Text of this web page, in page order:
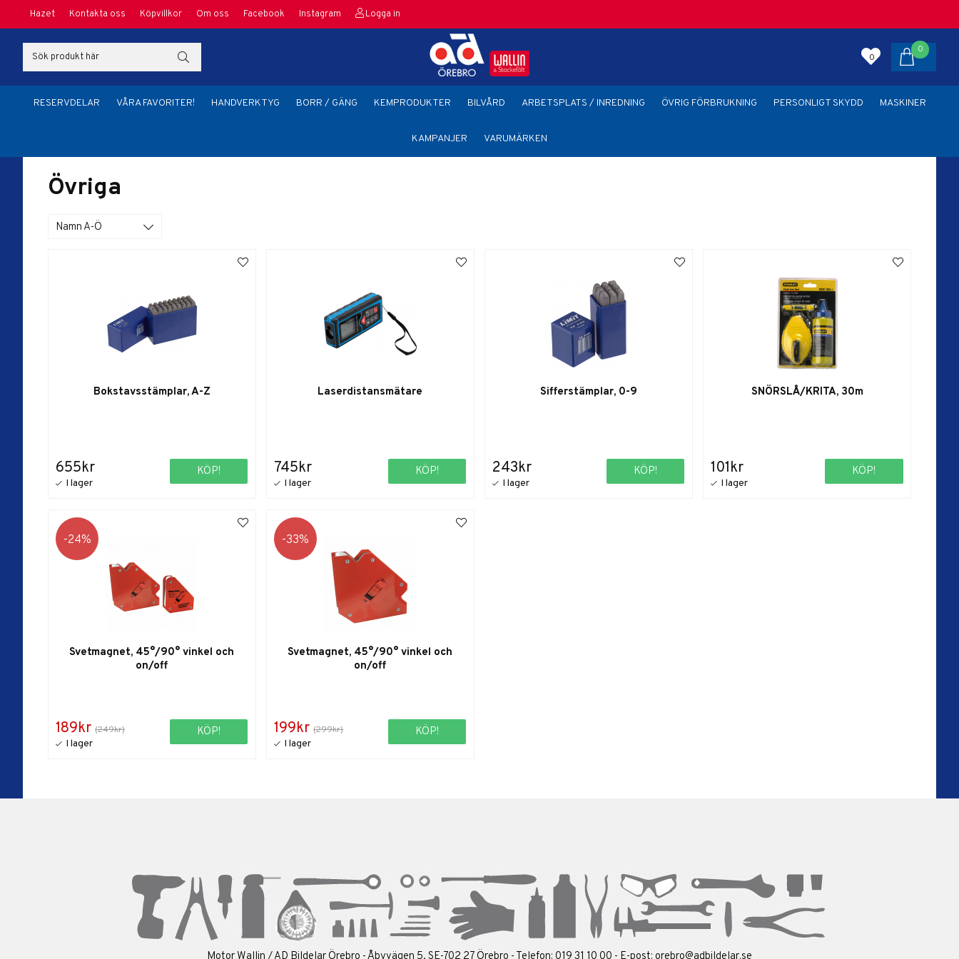
Hazet Kontakta oss Köpvillkor Om oss Facebook Instagram Logga in
0
0
RESERVDELAR VÅRA FAVORITER! HANDVERKTYG BORR / GÄNG KEMPRODUKTER BILVÅRD ARBETSPLATS / INREDNING ÖVRIG FÖRBRUKNING PERSONLIGT SKYDD MASKINER
KAMPANJER VARUMÄRKEN
Övriga
Namn A-Ö
Bokstavsstämplar, A-Z
655kr KÖP!
Laserdistansmätare
745kr KÖP!
Sifferstämplar, 0-9
243kr KÖP!
SNÖRSLÅ/KRITA, 30m
101kr KÖP!
24
Svetmagnet, 45°/90° vinkel och
on/off
189kr (249kr) KÖP!
33
Svetmagnet, 45°/90° vinkel och
on/off
199kr (299kr) KÖP!